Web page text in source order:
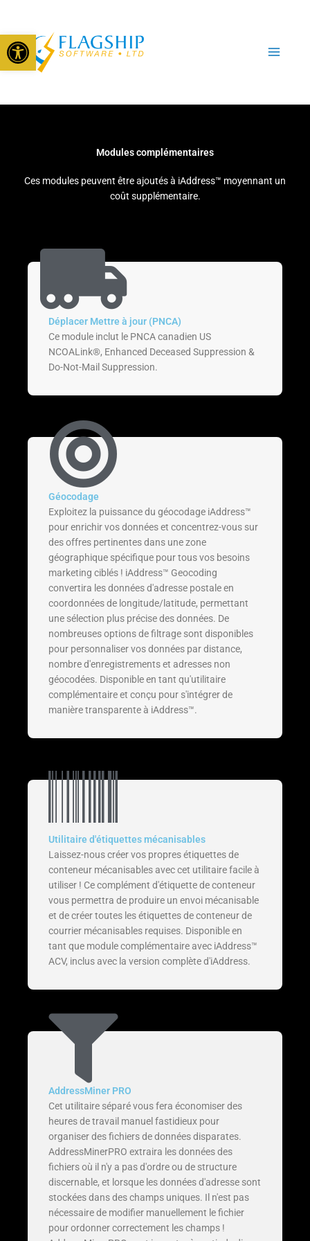
Open toolbar
contenu
Modules complémentaires
Ces modules peuvent être ajoutés à iAddress™ moyennant un
coût supplémentaire.
Déplacer Mettre à jour (PNCA)
Ce module inclut le PNCA canadien US
NCOALink®, Enhanced Deceased Suppression &
Do-Not-Mail Suppression.
Géocodage
Exploitez la puissance du géocodage iAddress™
pour enrichir vos données et concentrez-vous sur
des offres pertinentes dans une zone
géographique spécifique pour tous vos besoins
marketing ciblés ! iAddress™ Geocoding
convertira les données d'adresse postale en
coordonnées de longitude/latitude, permettant
une sélection plus précise des données. De
nombreuses options de filtrage sont disponibles
pour personnaliser vos données par distance,
nombre d'enregistrements et adresses non
géocodées. Disponible en tant qu'utilitaire
complémentaire et conçu pour s'intégrer de
manière transparente à iAddress™.
Utilitaire d'étiquettes mécanisables
Laissez-nous créer vos propres étiquettes de
conteneur mécanisables avec cet utilitaire facile à
utiliser ! Ce complément d'étiquette de conteneur
vous permettra de produire un envoi mécanisable
et de créer toutes les étiquettes de conteneur de
courrier mécanisables requises. Disponible en
tant que module complémentaire avec iAddress™
ACV, inclus avec la version complète d'iAddress.
AddressMiner PRO
Cet utilitaire séparé vous fera économiser des
heures de travail manuel fastidieux pour
organiser des fichiers de données disparates.
AddressMinerPRO extraira les données des
fichiers où il n'y a pas d'ordre ou de structure
discernable, et lorsque les données d'adresse sont
stockées dans des champs uniques. Il n'est pas
nécessaire de modifier manuellement le fichier
pour ordonner correctement les champs !